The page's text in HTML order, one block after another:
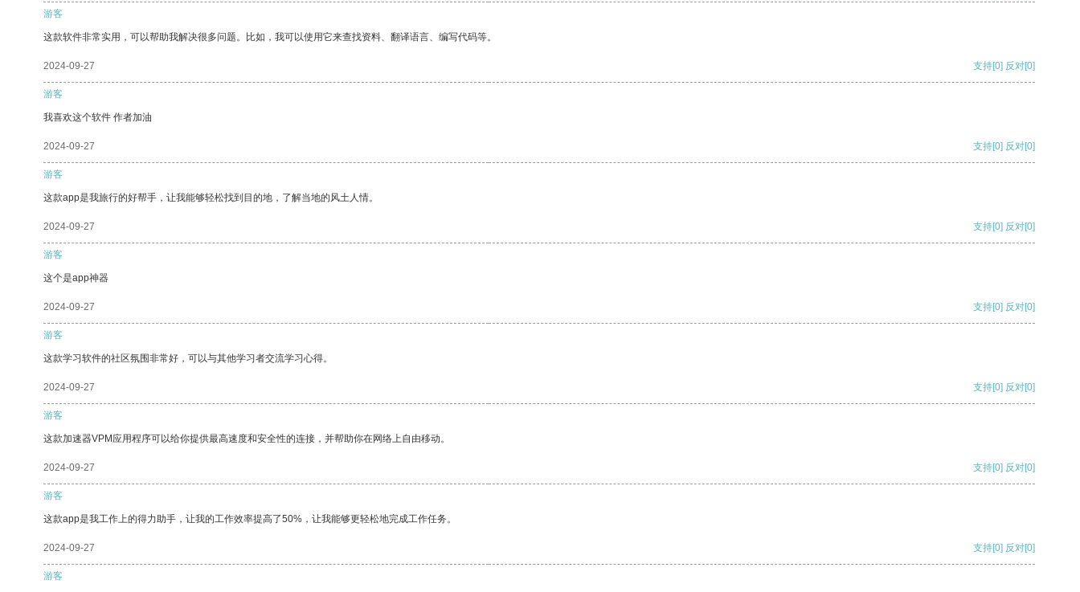
游客
这款软件非常实用，可以帮助我解决很多问题。比如，我可以使用它来查找资料、翻译语言、编写代码等。
2024-09-27 支持[0] 反对[0]
游客
我喜欢这个软件 作者加油
2024-09-27 支持[0] 反对[0]
游客
这款app是我旅行的好帮手，让我能够轻松找到目的地，了解当地的风土人情。
2024-09-27 支持[0] 反对[0]
游客
这个是app神器
2024-09-27 支持[0] 反对[0]
游客
这款学习软件的社区氛围非常好，可以与其他学习者交流学习心得。
2024-09-27 支持[0] 反对[0]
游客
这款加速器VPM应用程序可以给你提供最高速度和安全性的连接，并帮助你在网络上自由移动。
2024-09-27 支持[0] 反对[0]
游客
这款app是我工作上的得力助手，让我的工作效率提高了50%，让我能够更轻松地完成工作任务。
2024-09-27 支持[0] 反对[0]
游客